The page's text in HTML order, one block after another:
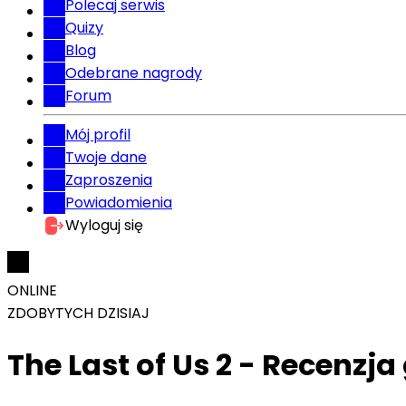
Polecaj serwis
Quizy
Blog
Odebrane nagrody
Forum
Mój profil
Twoje dane
Zaproszenia
Powiadomienia
Wyloguj się
ONLINE
ZDOBYTYCH DZISIAJ
The Last of Us 2 -